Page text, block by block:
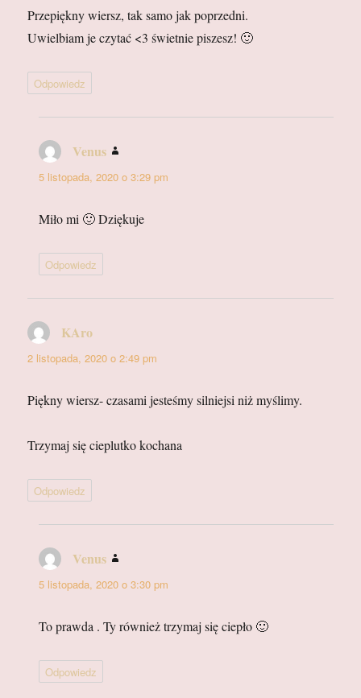
Przepiękny wiersz, tak samo jak poprzedni.
Uwielbiam je czytać <3 świetnie piszesz! 🙂
Odpowiedz
Venus
5 listopada, 2020 o 3:29 pm
Miło mi 🙂 Dziękuje
Odpowiedz
KAro
2 listopada, 2020 o 2:49 pm
Piękny wiersz- czasami jesteśmy silniejsi niż myślimy.
Trzymaj się cieplutko kochana
Odpowiedz
Venus
5 listopada, 2020 o 3:30 pm
To prawda . Ty również trzymaj się ciepło 🙂
Odpowiedz